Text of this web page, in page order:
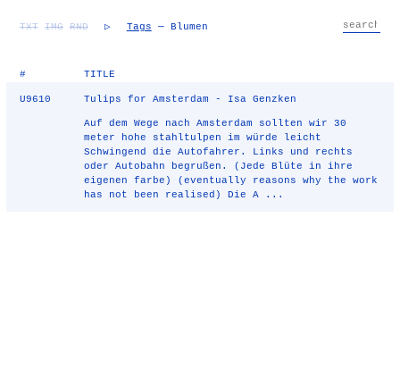
TXT IMG RND ▷ Tags — Blumen
# TITLE
U9610 Tulips for Amsterdam - Isa Genzken
Auf dem Wege nach Amsterdam sollten wir 30
meter hohe stahltulpen im würde leicht
Schwingend die Autofahrer. Links und rechts
oder Autobahn begrußen. (Jede Blüte in ihre
eigenen farbe) (eventually reasons why the work
has not been realised) Die A ...